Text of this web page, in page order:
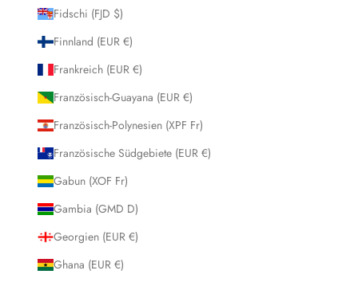
Fidschi (FJD $)
Finnland (EUR €)
Frankreich (EUR €)
Französisch-Guayana (EUR €)
Französisch-Polynesien (XPF Fr)
Französische Südgebiete (EUR €)
Gabun (XOF Fr)
Gambia (GMD D)
Georgien (EUR €)
Ghana (EUR €)